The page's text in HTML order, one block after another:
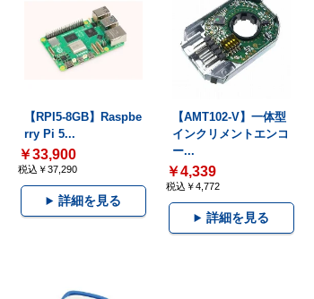
【RPI5-8GB】Raspbe
rry Pi 5...
￥33,900
税込￥37,290
詳細を見る
【AMT102-V】一体型
インクリメントエンコ
ー...
￥4,339
税込￥4,772
詳細を見る